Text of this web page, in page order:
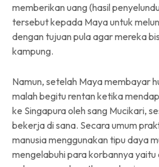
memberikan uang (hasil
tersebut kepada Maya untuk
dengan tujuan pula agar mereka
kampung.
Namun, setelah Maya membayar
malah begitu rentan ketika
ke Singapura oleh sang Mucikari,
bekerja di sana. Secara umum
manusia menggunakan tipu daya
mengelabuhi para korbannya yaitu